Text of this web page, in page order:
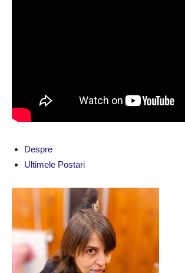
Despre
Ultimele Postari